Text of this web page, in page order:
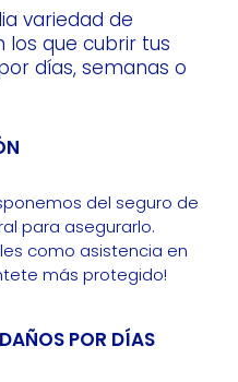
variedad de
que cubrir tus
días, semanas o
del seguro de
para asegurarlo.
como asistencia en
más protegido!
POR DÍAS